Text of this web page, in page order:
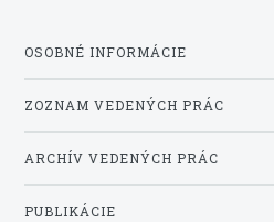
OSOBNÉ INFORMÁCIE
ZOZNAM VEDENÝCH PRÁC
ARCHÍV VEDENÝCH PRÁC
PUBLIKÁCIE